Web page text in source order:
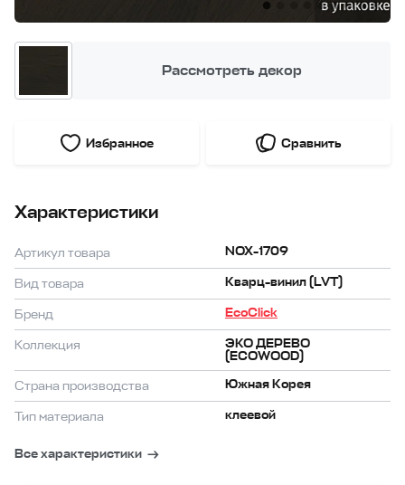
Рассмотреть декор
Избранное Сравнить
Характеристики
Артикул товара NOX-1709
Вид товара Кварц-винил (LVT)
Бренд EcoClick
Коллекция
ЭКО ДЕРЕВО
(ECOWOOD)
Страна производства
Южная Корея
Тип материала клеевой
Все характеристики